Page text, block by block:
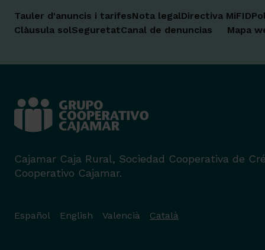
Tauler d'anuncis i tarifesNota legalDirectiva MiFID
Clàusula solSeguretatCanal de denuncias Mapa
Cajamar Caja Rural, Sociedad Cooperativa de
Cooperativo Cajamar.
Español English Valencià Català